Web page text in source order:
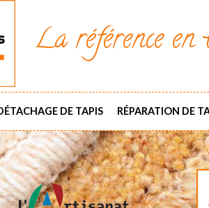
La référence en
DE TAPIS RÉPARATION DE